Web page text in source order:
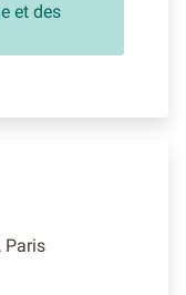
et des
Paris